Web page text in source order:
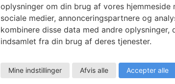
oplysninger om din brug af vores
sociale medier, annonceringspartnere og
kombinere disse data med andre oplysninger,
indsamlet fra din brug af deres tjenester.
Mine indstillinger Afvis alle Accepter alle